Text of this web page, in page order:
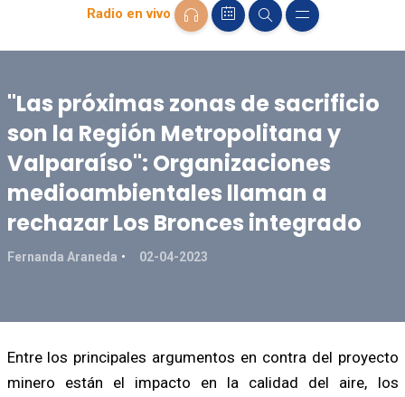
Radio en vivo
"Las próximas zonas de sacrificio
son la Región Metropolitana y
Valparaíso": Organizaciones
medioambientales llaman a
rechazar Los Bronces integrado
Fernanda Araneda 02-04-2023
Entre los principales argumentos en contra del proyecto
minero están el impacto en la calidad del aire, los